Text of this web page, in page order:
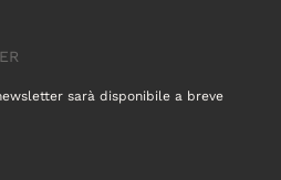
sarà disponibile a breve